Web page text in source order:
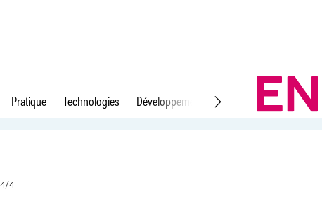
Pratique Technologies Développement durable Droit du travail
neuroatypique?&#34; 4/4
4